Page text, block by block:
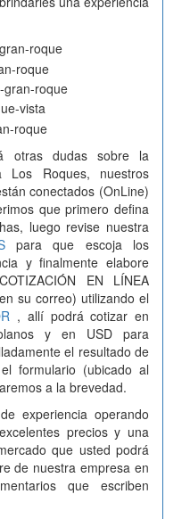
otras dudas sobre la
Roques, nuestros
conectados (OnLine)
que primero defina
luego revise nuestra
para que escoja los
y finalmente elabore
EN LÍNEA
su correo) utilizando el
, allí podrá cotizar en
y en USD para
el resultado de
formulario (ubicado al
a la brevedad.
experiencia operando
precios y una
que usted podrá
de nuestra empresa en
que escriben